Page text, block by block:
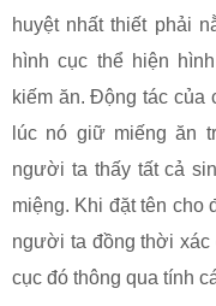
huyệt nhất thiết phải
hình cục thể hiện
kiếm ăn. Động tác của
lúc nó giữ miếng ăn
người ta thấy tất cả
miệng. Khi đặt tên cho
người ta đồng thời xác
cục đó thông qua tính